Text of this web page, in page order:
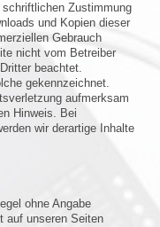
Zustimmung
und Kopien dieser
Gebrauch
nicht vom Betreiber
beachtet.
gekennzeichnet.
aufmerksam
Hinweis. Bei
wir derartige Inhalte
ohne Angabe
auf unseren Seiten